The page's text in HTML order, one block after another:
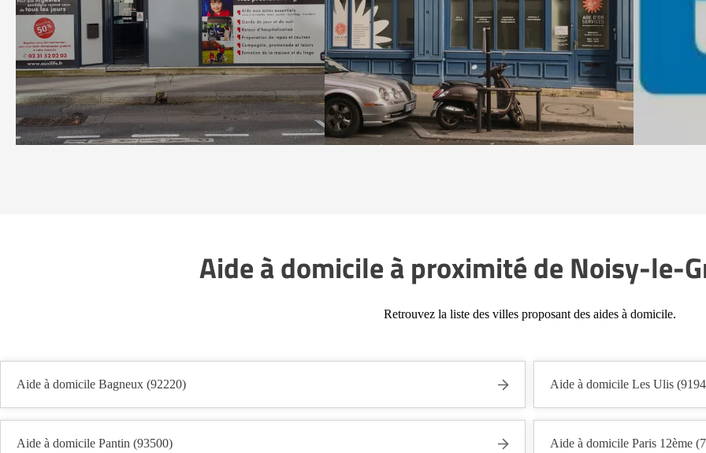
Aide à domicile à proximité de Noisy-le-
Retrouvez la liste des villes proposant des aides à domicile.
Aide à domicile Bagneux (92220) Aide à domicile Les Ulis
Aide à domicile Pantin (93500) Aide à domicile Paris 12ème